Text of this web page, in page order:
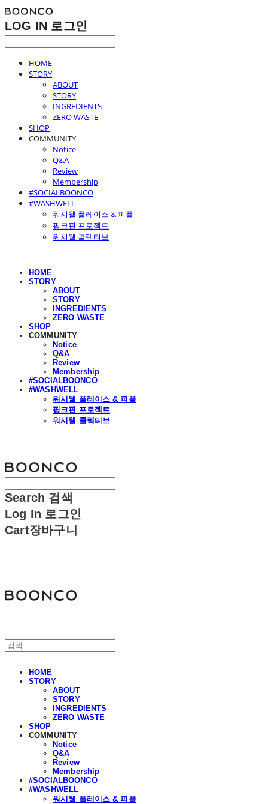
LOG IN 로그인
HOME
STORY
ABOUT
STORY
INGREDIENTS
ZERO WASTE
SHOP
COMMUNITY
Notice
Q&A
Review
Membership
#SOCIALBOONCO
#WASHWELL
워시웰 플레이스 & 피플
핑크핀 프로젝트
워시웰 콜렉티브
HOME
STORY
ABOUT
STORY
INGREDIENTS
ZERO WASTE
SHOP
COMMUNITY
Notice
Q&A
Review
Membership
#SOCIALBOONCO
#WASHWELL
워시웰 플레이스 & 피플
핑크핀 프로젝트
워시웰 콜렉티브
Search 검색
Log In 로그인
Cart장바구니
HOME
STORY
ABOUT
STORY
INGREDIENTS
ZERO WASTE
SHOP
COMMUNITY
Notice
Q&A
Review
Membership
#SOCIALBOONCO
#WASHWELL
워시웰 플레이스 & 피플